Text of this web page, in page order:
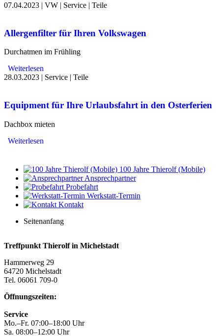
07.04.2023 | VW | Service | Teile
Allergenfilter für Ihren Volkswagen
Durchatmen im Frühling
Weiterlesen
28.03.2023 | Service | Teile
Equipment für Ihre Urlaubsfahrt in den Osterferien
Dachbox mieten
Weiterlesen
100 Jahre Thierolf (Mobile)
Ansprechpartner
Probefahrt
Werkstatt-Termin
Kontakt
Seitenanfang
Treffpunkt Thierolf in Michelstadt
Hammerweg 29
64720 Michelstadt
Tel. 06061 709-0
Öffnungszeiten:
Service
Mo.–Fr. 07:00–18:00 Uhr
Sa. 08:00–12:00 Uhr